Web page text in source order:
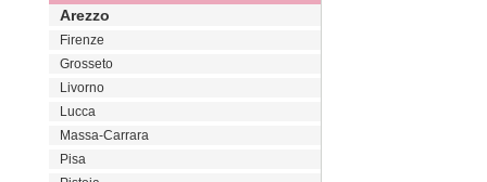
Arezzo
Firenze
Grosseto
Livorno
Lucca
Massa-Carrara
Pisa